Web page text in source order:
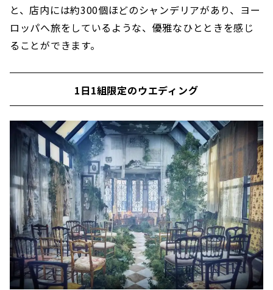
と、店内には約300個ほどのシャンデリアがあり、ヨー
ロッパへ旅をしているような、優雅なひとときを感じ
ることができます。
1日1組限定のウエディング